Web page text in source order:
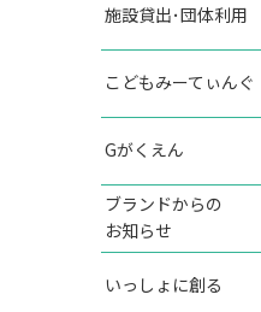
施設貸出･団体利用
こどもみーてぃんぐ
Gがくえん
ブランドからの
お知らせ
いっしょに創る